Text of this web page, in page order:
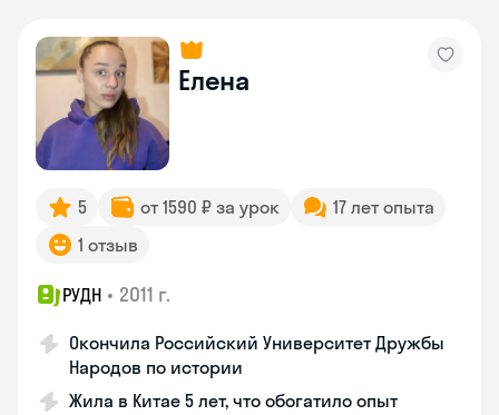
Елена
5 от 1590 ₽ за урок
17 лет опыта
1 отзыв
РУДН • 2011 г.
Окончила Российский Университет Дружбы
Народов по истории
Жила в Китае 5 лет, что обогатило опыт